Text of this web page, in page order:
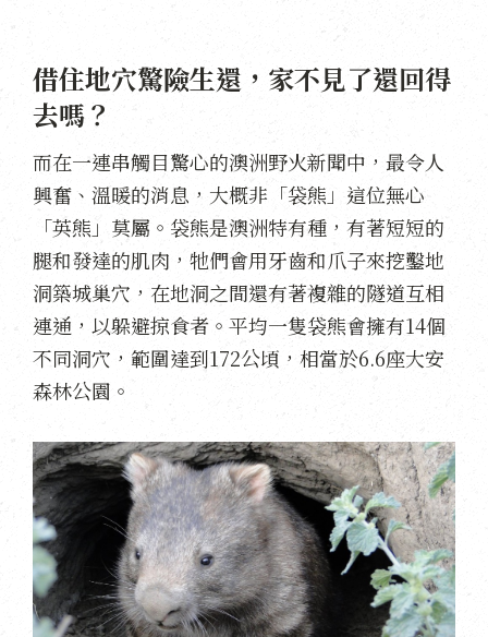
借住地穴驚險生還，家不見了還回得
去嗎？
而在一連串觸目驚心的澳洲野火新聞中，最令人
興奮、溫暖的消息，大概非「袋熊」這位無心
「英熊」莫屬。袋熊是澳洲特有種，有著短短的
腿和發達的肌肉，牠們會用牙齒和爪子來挖鑿地
洞築城巢穴，在地洞之間還有著複雜的隧道互相
連通，以躲避掠食者。平均一隻袋熊會擁有14個
不同洞穴，範圍達到172公頃，相當於6.6座大安
森林公園。